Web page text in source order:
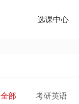
选课中心
全部 考研英语